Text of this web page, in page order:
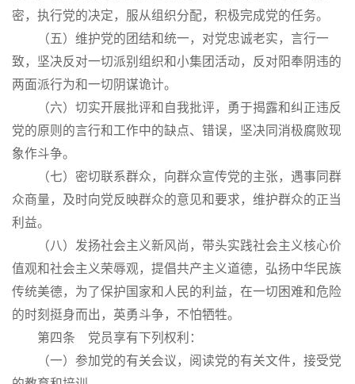
密，执行党的决定，服从组织分配，积极完成党的任务。
（五）维护党的团结和统一，对党忠诚老实，言行一
致，坚决反对一切派别组织和小集团活动，反对阳奉阴违的
两面派行为和一切阴谋诡计。
（六）切实开展批评和自我批评，勇于揭露和纠正违反
党的原则的言行和工作中的缺点、错误，坚决同消极腐败现
象作斗争。
（七）密切联系群众，向群众宣传党的主张，遇事同群
众商量，及时向党反映群众的意见和要求，维护群众的正当
利益。
（八）发扬社会主义新风尚，带头实践社会主义核心价
值观和社会主义荣辱观，提倡共产主义道德，弘扬中华民族
传统美德，为了保护国家和人民的利益，在一切困难和危险
的时刻挺身而出，英勇斗争，不怕牺牲。
第四条 党员享有下列权利：
（一）参加党的有关会议，阅读党的有关文件，接受党